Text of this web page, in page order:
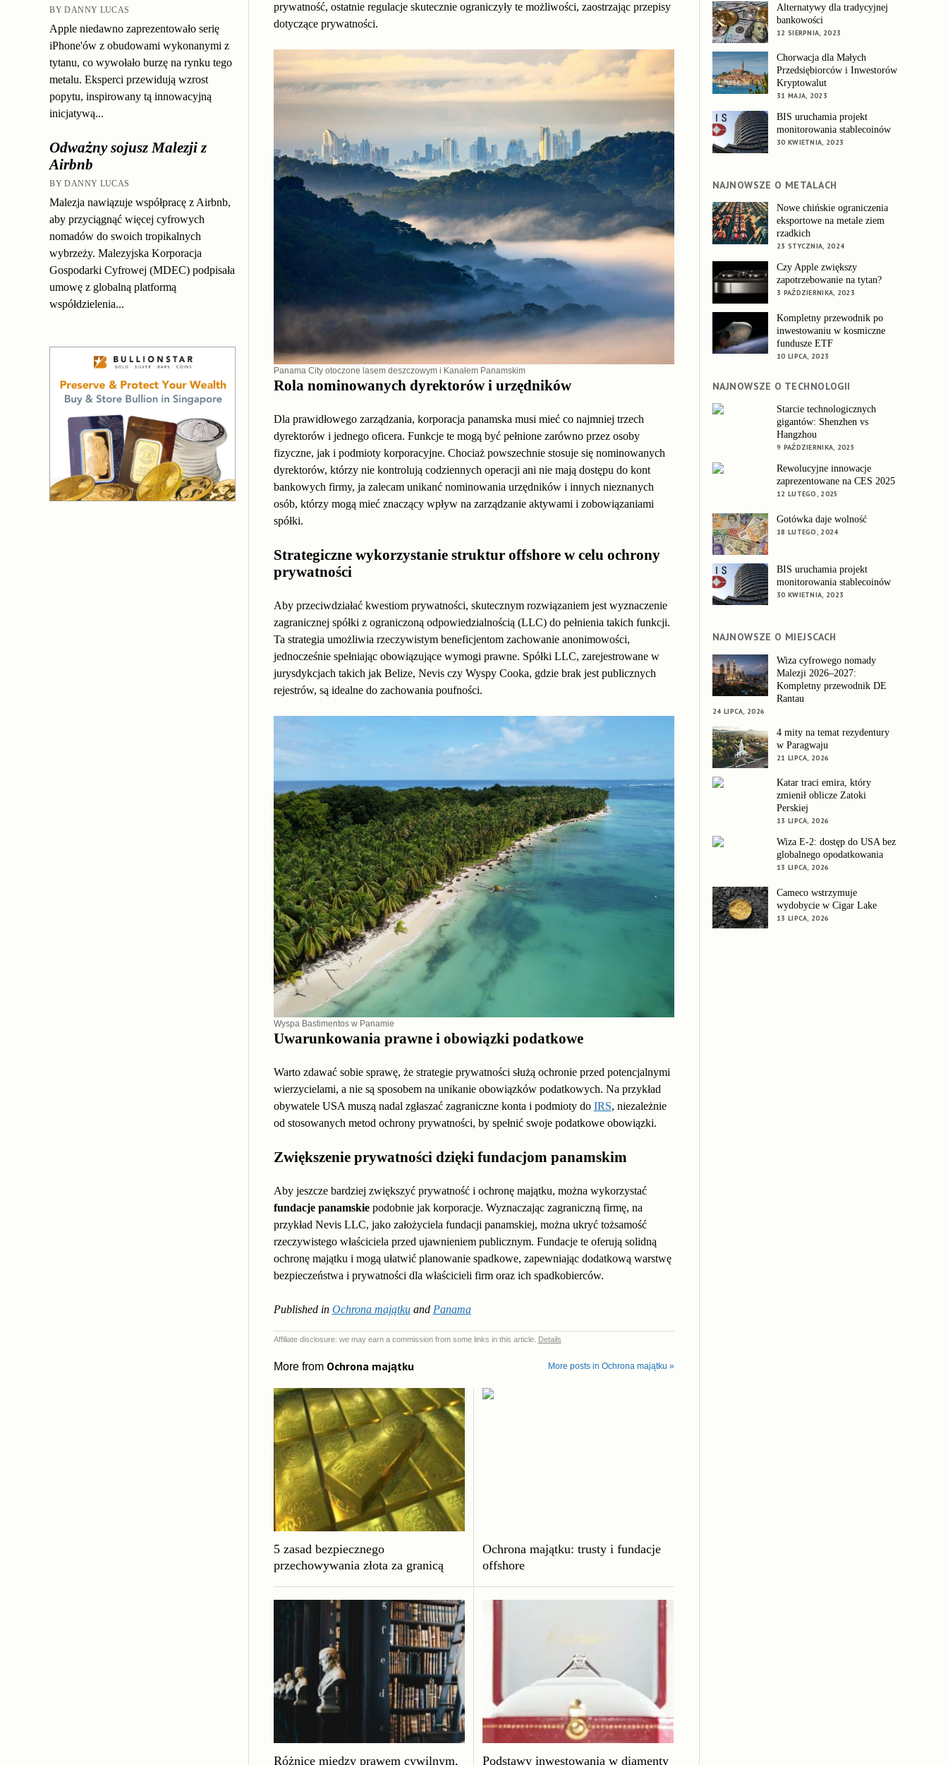
BY DANNY LUCAS
Apple niedawno zaprezentowało serię
iPhone'ów z obudowami wykonanymi z
tytanu, co wywołało burzę na rynku tego
metalu. Eksperci przewidują wzrost
popytu, inspirowany tą innowacyjną
inicjatywą...
Odważny sojusz Malezji z
Airbnb
BY DANNY LUCAS
Malezja nawiązuje współpracę z Airbnb,
aby przyciągnąć więcej cyfrowych
nomadów do swoich tropikalnych
wybrzeży. Malezyjska Korporacja
Gospodarki Cyfrowej (MDEC) podpisała
umowę z globalną platformą
współdzielenia...
prywatność, ostatnie regulacje skutecznie ograniczyły te możliwości, zaostrzając przepisy
dotyczące prywatności.
Panama City otoczone lasem deszczowym i Kanałem Panamskim
Rola nominowanych dyrektorów i urzędników
Dla prawidłowego zarządzania, korporacja panamska musi mieć co najmniej trzech
dyrektorów i jednego oficera. Funkcje te mogą być pełnione zarówno przez osoby
fizyczne, jak i podmioty korporacyjne. Chociaż powszechnie stosuje się nominowanych
dyrektorów, którzy nie kontrolują codziennych operacji ani nie mają dostępu do kont
bankowych firmy, ja zalecam unikanć nominowania urzędników i innych nieznanych
osób, którzy mogą mieć znaczący wpływ na zarządzanie aktywami i zobowiązaniami
spółki.
Strategiczne wykorzystanie struktur offshore w celu ochrony
prywatności
Aby przeciwdziałać kwestiom prywatności, skutecznym rozwiązaniem jest wyznaczenie
zagranicznej spółki z ograniczoną odpowiedzialnością (LLC) do pełnienia takich funkcji.
Ta strategia umożliwia rzeczywistym beneficjentom zachowanie anonimowości,
jednocześnie spełniając obowiązujące wymogi prawne. Spółki LLC, zarejestrowane w
jurysdykcjach takich jak Belize, Nevis czy Wyspy Cooka, gdzie brak jest publicznych
rejestrów, są idealne do zachowania poufności.
Wyspa Bastimentos w Panamie
Uwarunkowania prawne i obowiązki podatkowe
Warto zdawać sobie sprawę, że strategie prywatności służą ochronie przed potencjalnymi
wierzycielami, a nie są sposobem na unikanie obowiązków podatkowych. Na przykład
obywatele USA muszą nadal zgłaszać zagraniczne konta i podmioty do IRS, niezależnie
od stosowanych metod ochrony prywatności, by spełnić swoje podatkowe obowiązki.
Zwiększenie prywatności dzięki fundacjom panamskim
Aby jeszcze bardziej zwiększyć prywatność i ochronę majątku, można wykorzystać
fundacje panamskiepodobnie jak korporacje. Wyznaczając zagraniczną firmę, na
przykład Nevis LLC, jako założyciela fundacji panamskiej, można ukryć tożsamość
rzeczywistego właściciela przed ujawnieniem publicznym. Fundacje te oferują solidną
ochronę majątku i mogą ułatwić planowanie spadkowe, zapewniając dodatkową warstwę
bezpieczeństwa i prywatności dla właścicieli firm oraz ich spadkobierców.
Published in Ochrona majątkuand Panama
Affiliate disclosure: we may earn a commission from some links in this article. Details
More from Ochrona majątku More posts in Ochrona majątku »
5 zasad bezpiecznego
przechowywania złota za granicą
Ochrona majątku: trusty i fundacje
offshore
Różnice między prawem cywilnym, Podstawy inwestowania w diamenty
Alternatywy dla tradycyjnej
bankowości
12 SIERPNIA, 2023
Chorwacja dla Małych
Przedsiębiorców i Inwestorów
Kryptowalut
31 MAJA, 2023
BIS uruchamia projekt
monitorowania stablecoinów
30 KWIETNIA, 2023
NAJNOWSZE O METALACH
Nowe chińskie ograniczenia
eksportowe na metale ziem
rzadkich
23 STYCZNIA, 2024
Czy Apple zwiększy
zapotrzebowanie na tytan?
3 PAŹDZIERNIKA, 2023
Kompletny przewodnik po
inwestowaniu w kosmiczne
fundusze ETF
10 LIPCA, 2023
NAJNOWSZE O TECHNOLOGII
Starcie technologicznych
gigantów: Shenzhen vs
Hangzhou
9 PAŹDZIERNIKA, 2025
Rewolucyjne innowacje
zaprezentowane na CES 2025
12 LUTEGO, 2025
Gotówka daje wolność
18 LUTEGO, 2024
BIS uruchamia projekt
monitorowania stablecoinów
30 KWIETNIA, 2023
NAJNOWSZE O MIEJSCACH
Wiza cyfrowego nomady
Malezji 2026–2027:
Kompletny przewodnik DE
Rantau
24 LIPCA, 2026
4 mity na temat rezydentury
w Paragwaju
21 LIPCA, 2026
Katar traci emira, który
zmienił oblicze Zatoki
Perskiej
13 LIPCA, 2026
Wiza E-2: dostęp do USA bez
globalnego opodatkowania
13 LIPCA, 2026
Cameco wstrzymuje
wydobycie w Cigar Lake
13 LIPCA, 2026